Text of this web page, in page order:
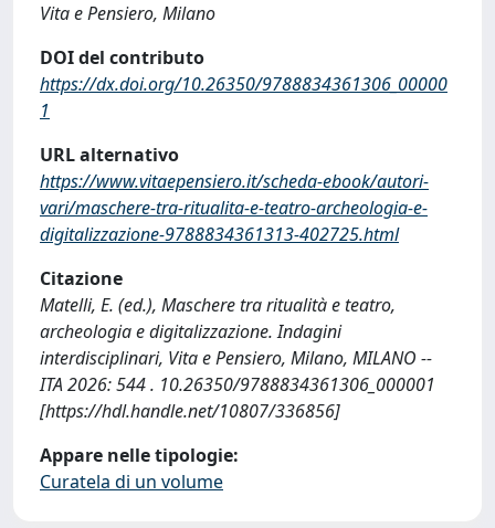
Vita e Pensiero, Milano
DOI del contributo
https://dx.doi.org/10.26350/9788834361306_00000
1
URL alternativo
https://www.vitaepensiero.it/scheda-ebook/autori-
vari/maschere-tra-ritualita-e-teatro-archeologia-e-
digitalizzazione-9788834361313-402725.html
Citazione
Matelli, E. (ed.), Maschere tra ritualità e teatro,
archeologia e digitalizzazione. Indagini
interdisciplinari, Vita e Pensiero, Milano, MILANO --
ITA 2026: 544 . 10.26350/9788834361306_000001
[https://hdl.handle.net/10807/336856]
Appare nelle tipologie:
Curatela di un volume